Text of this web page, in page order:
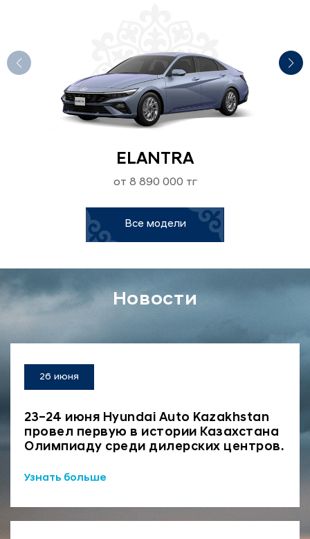
ELANTRA
от 8 890 000 тг
Все модели
Новости
26 июня
23–24 июня Hyundai Auto Kazakhstan
провел первую в истории Казахстана
Олимпиаду среди дилерских центров.
Узнать больше